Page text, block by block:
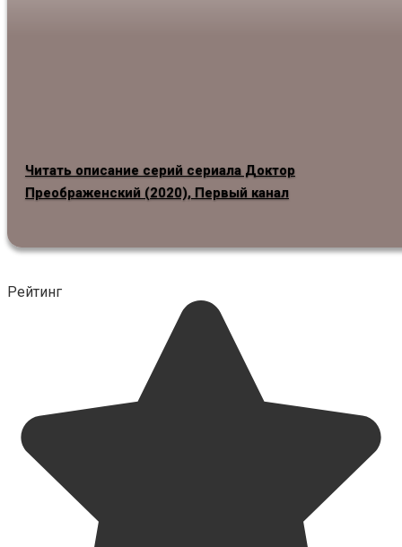
Читать описание серий сериала Доктор
Преображенский (2020), Первый канал
Рейтинг